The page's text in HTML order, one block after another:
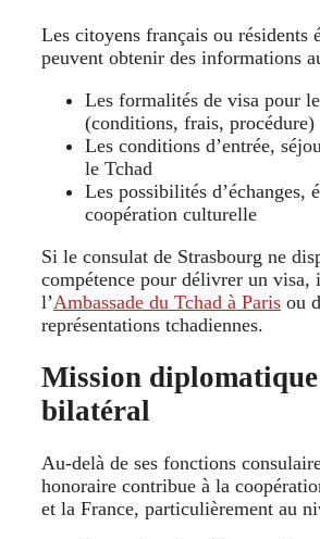
Les citoyens français ou résidents
peuvent obtenir des informations
Les formalités de visa pour
(conditions, frais, procédure)
Les conditions d’entrée,
le Tchad
Les possibilités d’échanges,
coopération culturelle
Si le consulat de Strasbourg ne
compétence pour délivrer un visa,
l’Ambassade du Tchad à Paris ou
représentations tchadiennes.
Mission
bilatéral
Au-delà de ses fonctions
honoraire contribue à la
et la France, particulièrement au